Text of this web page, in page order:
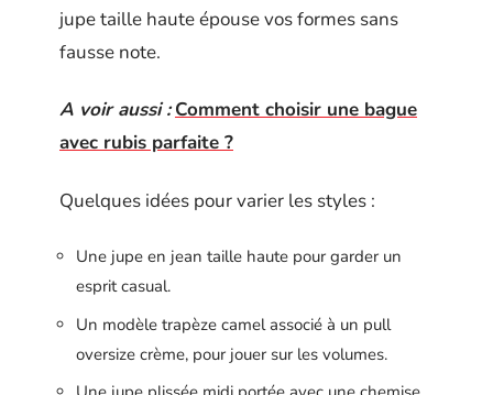
jupe taille haute épouse vos formes sans
fausse note.
A voir aussi : Comment choisir une bague
avec rubis parfaite ?
Quelques idées pour varier les styles :
Une jupe en jean taille haute pour garder un
esprit casual.
Un modèle trapèze camel associé à un pull
oversize crème, pour jouer sur les volumes.